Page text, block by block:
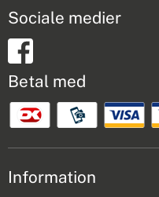
Sociale medier
Betal med
Information